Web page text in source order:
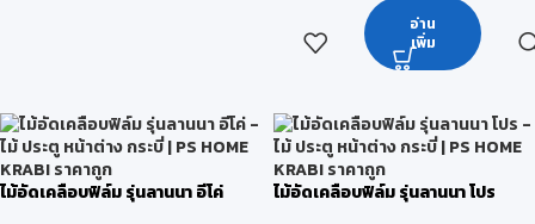
อ่าน
เพิ่ม
ไม้อัดเคลือบฟิล์ม รุ่นลานนา อีโค่
ไม้อัดเคลือบฟิล์ม รุ่นลานนา โปร